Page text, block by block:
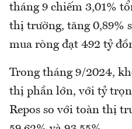
tháng 9 chiếm 3,01%
thị trường, tăng 0,89%
mua ròng đạt 492 tỷ
Trong tháng 9/2024,
thị phần lớn, với tỷ
Repos so với toàn thị